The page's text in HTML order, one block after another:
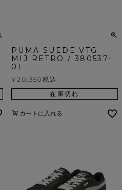
PUMA SUEDE VTG
MIJ RETRO / 380537-
01
¥ 20,350 税込
在庫切れ
カートに入れる